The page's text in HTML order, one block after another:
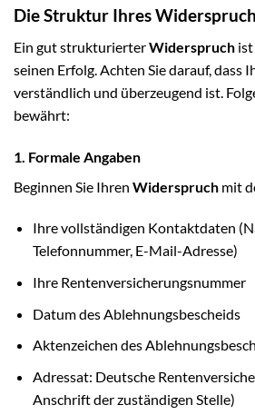
Die Struktur Ihres
Ein gut strukturierterWiderspruch
seinen Erfolg. Achten Sie darauf, dass
verständlich und überzeugend ist.
bewährt:
1. Formale Angaben
Beginnen Sie Ihren Widerspruch mit
Ihre vollständigen Kontaktdaten
Telefonnummer, E-Mail-Adresse)
Ihre Rentenversicherungsnummer
Datum des Ablehnungsbescheids
Aktenzeichen des
Adressat: Deutsche
Anschrift der zuständigen Stelle)